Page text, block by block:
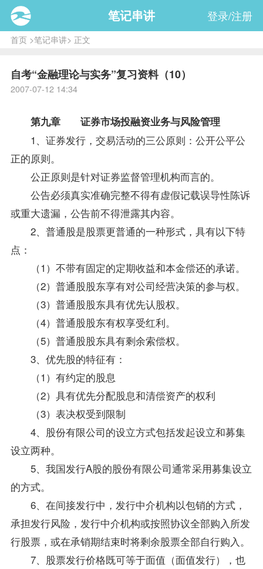
笔记串讲 登录/注册
首页>笔记串讲> 正文
自考“金融理论与实务”复习资料（10）
2007-07-12 14:34
第九章 证券市场投融资业务与风险管理
1、证券发行，交易活动的三公原则：公开公平公
正的原则。
公正原则是针对证券监督管理机构而言的。
公告必须真实准确完整不得有虚假记载误导性陈诉
或重大遗漏，公告前不得泄露其内容。
2、普通股是股票更普通的一种形式，具有以下特
点：
（1）不带有固定的定期收益和本金偿还的承诺。
（2）普通股股东享有对公司经营决策的参与权。
（3）普通股股东具有优先认股权。
（4）普通股股东有权享受红利。
（5）普通股股东具有剩余索偿权。
3、优先股的特征有：
（1）有约定的股息
（2）具有优先分配股息和清偿资产的权利
（3）表决权受到限制
4、股份有限公司的设立方式包括发起设立和募集
设立两种。
5、我国发行A股的股份有限公司通常采用募集设立
的方式。
6、在间接发行中，发行中介机构以包销的方式，
承担发行风险，发行中介机构或按照协议全部购入所发
行股票，或在承销期结束时将剩余股票全部自行购入。
7、股票发行价格既可等于面值（面值发行），也